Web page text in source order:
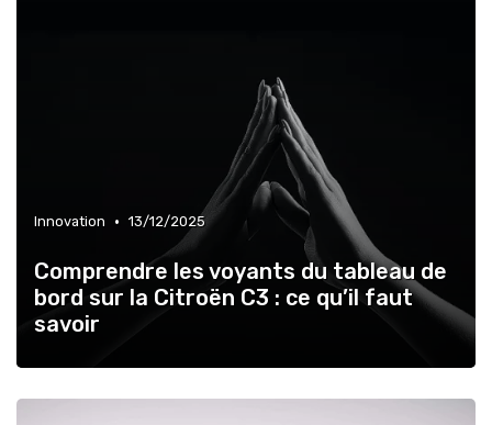
Innovation • 13/12/2025
Comprendre les voyants du tableau de
bord sur la Citroën C3 : ce qu’il faut
savoir